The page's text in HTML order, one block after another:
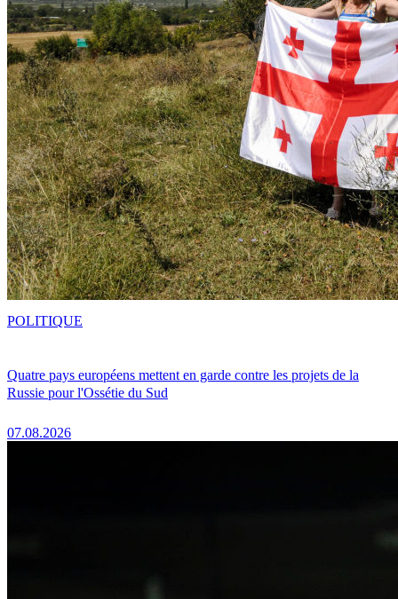
Quatre pays européens mettent en garde contre les projets de la
Russie pour l'Ossétie du Sud
07.08.2026
POLITIQUE